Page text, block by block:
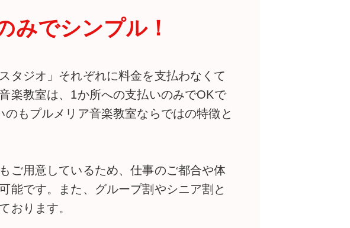
みでシンプル！
タジオ」それぞれに料金を支払わなくて
楽教室は、1か所への支払いのみでOKで
もプルメリア音楽教室ならではの特徴と
ご用意しているため、仕事のご都合や体
能です。また、グループ割やシニア割と
おります。